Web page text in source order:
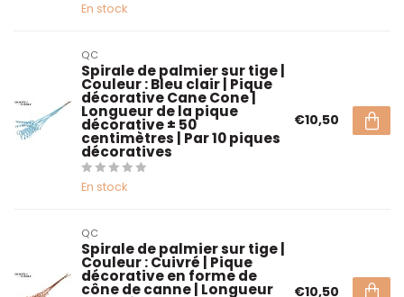
En stock
QC
Spirale de palmier sur tige |
Couleur : Bleu clair | Pique
décorative Cane Cone |
Longueur de la pique
décorative ± 50
centimètres | Par 10 piques
décoratives
En stock
€10,50
QC
Spirale de palmier sur tige |
Couleur : Cuivré | Pique
décorative en forme de
cône de canne | Longueur €10,50